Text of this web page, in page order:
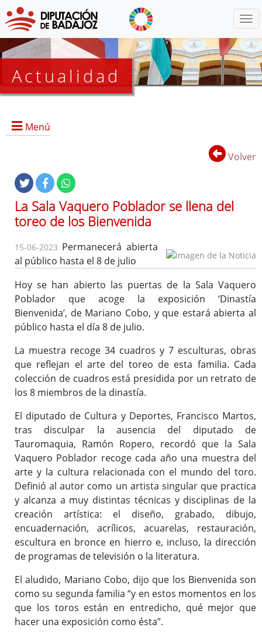
Actualidad
Menú
Noticias
Lista
de
distribución
Volver
La Sala Vaquero Poblador se llena del
toreo de los Bienvenida
15-06-2023 Permanecerá abierta
al público hasta el 8 de julio
Hoy se han abierto las puertas de la Sala Vaquero
Poblador que acoge la exposición ‘Dinastía
Bienvenida’, de Mariano Cobo, y que estará abierta al
público hasta el día 8 de julio.
La muestra recoge 34 cuadros y 7 esculturas, obras
que reflejan el arte del toreo de esta familia. Cada
colección de cuadros está presidida por un retrato de
los 8 miembros de la dinastía.
El diputado de Cultura y Deportes, Francisco Martos,
tras disculpar la ausencia del diputado de
Tauromaquia, Ramón Ropero, recordó que la Sala
Vaquero Poblador recoge cada año una muestra del
arte y la cultura relacionada con el mundo del toro.
Definió al autor como un artista singular que practica
y alcanza a muy distintas técnicas y disciplinas de la
creación artística: el diseño, grabado, dibujo,
encuadernación, acrílicos, acuarelas, restauración,
escultura en bronce en hierro e, incluso, la dirección
de programas de televisión o la literatura.
El aludido, Mariano Cobo, dijo que los Bienvenida son
como su segunda familia “y en estos momentos en los
que los toros están en entredicho, qué mejor que
hacer una exposición como ésta”.